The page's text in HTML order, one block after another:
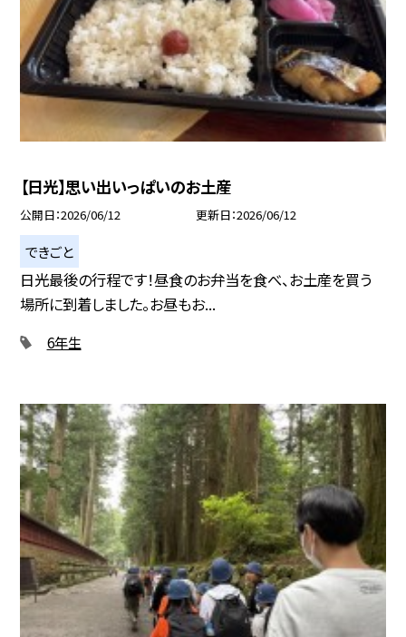
【日光】思い出いっぱいのお土産
公開日 2026/06/12 更新日 2026/06/12
できごと
日光最後の行程です！昼食のお弁当を食べ、お土産を買う
場所に到着しました。お昼もお...
6年生